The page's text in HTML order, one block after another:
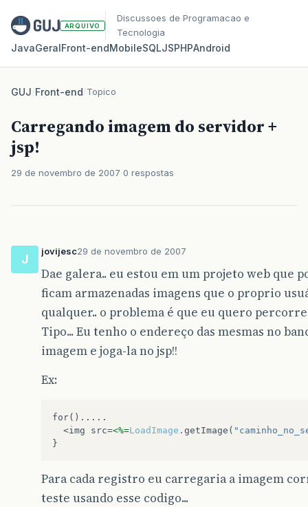
ARQUIVO
Discussoes de Programacao e
Tecnologia
JavaGeralFront‑endMobileSQLJSPHPAndroid
GUJ/Front-end/Topico
Carregando imagem do servidor +
jsp!
29 de novembro de 2007 0 respostas
J
jovijesc29 de novembro de 2007
Dae galera.. eu estou em um projeto web que
ficam armazenadas imagens que o proprio
qualquer.. o problema é que eu quero
Tipo... Eu tenho o endereço das mesmas no
imagem e joga-la no jsp!!
Ex:
for().....
  <img src=
<%=LoadImage . getImage (
}
Para cada registro eu carregaria a imagem
teste usando esse codigo...